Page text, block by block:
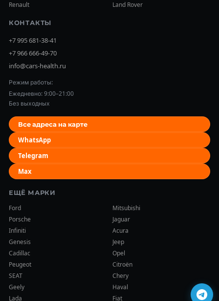
Renault
Land Rover
КОНТАКТЫ
+7 995 681-38-41
+7 966 666-49-70
info@cars-health.ru
Режим работы:
Ежедневно: 9:00–21:00
Без выходных
Все адреса на карте
WhatsApp
Telegram
Max
ЕЩЁ МАРКИ
Ford
Mitsubishi
Porsche
Jaguar
Infiniti
Acura
Genesis
Jeep
Cadillac
Opel
Peugeot
Citroën
SEAT
Chery
Geely
Haval
Lada
Fiat